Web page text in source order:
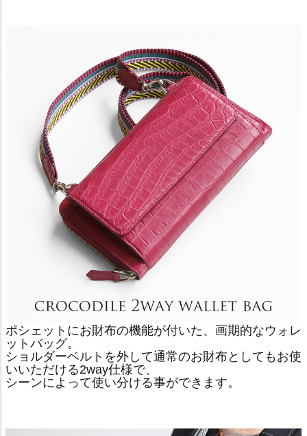
ポシェットにお財布の機能が付いた、画期的なウォレ
ットバッグ。
ショルダーベルトを外して通常のお財布としてもお使
いいただける2way仕様で、
シーンによって使い分ける事ができます。